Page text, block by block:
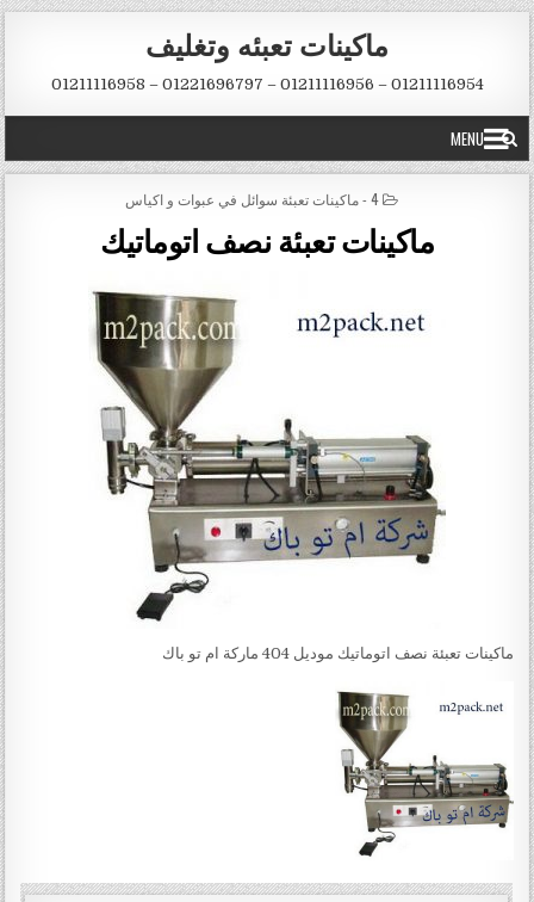
Skip to content
ماكينات تعبئه وتغليف
01211116954 – 01211116956 – 01221696797 – 01211116958
MENU
POSTED IN
4 - ماكينات تعبئة سوائل في عبوات و اكياس
ماكينات تعبئة نصف اتوماتيك
ماكينات تعبئة نصف اتوماتيك موديل 404 ماركة ام تو باك